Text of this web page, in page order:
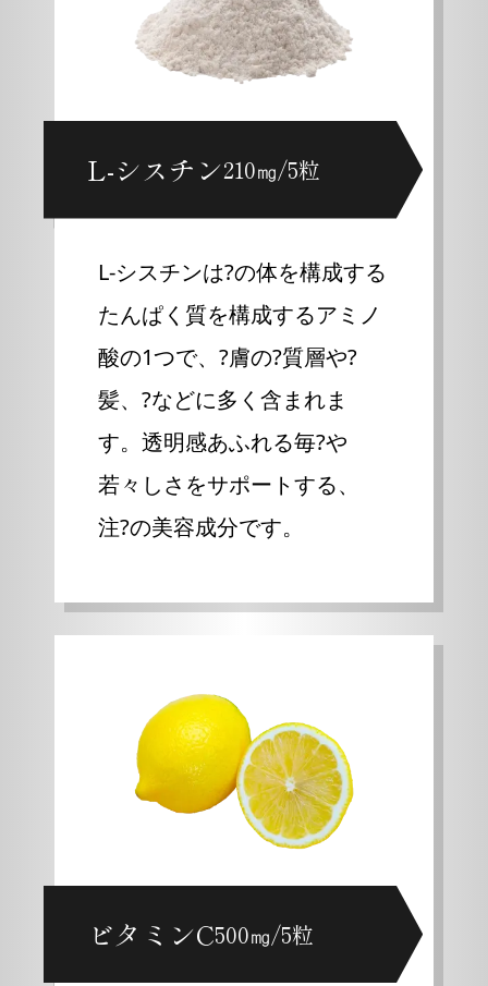
L-シスチン210㎎/5粒
L-シスチンは?の体を構成する
たんぱく質を構成するアミノ
酸の1つで、?膚の?質層や?
髪、?などに多く含まれま
す。透明感あふれる毎?や
若々しさをサポートする、
注?の美容成分です。
ビタミンC500㎎/5粒